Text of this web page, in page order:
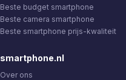
Beste budget smartphone
Beste camera smartphone
Beste smartphone prijs-kwaliteit
smartphone.nl
Over ons